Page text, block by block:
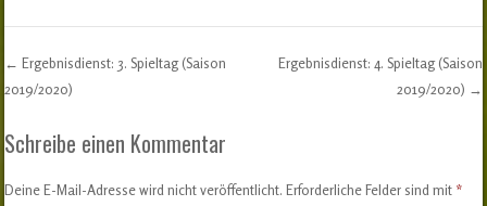
Post navigation
← Ergebnisdienst: 3. Spieltag (Saison
2019/2020)
Ergebnisdienst: 4. Spieltag (Saison
2019/2020) →
Schreibe einen Kommentar
Deine E-Mail-Adresse wird nicht veröffentlicht. Erforderliche Felder sind mit *